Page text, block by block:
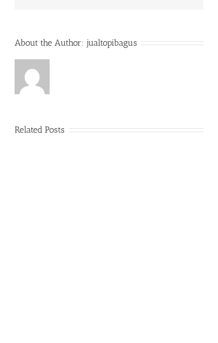
About the Author: jualtopibagus
Related Posts